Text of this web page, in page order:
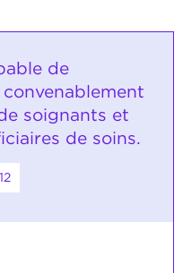
de
soignants et
de soins.